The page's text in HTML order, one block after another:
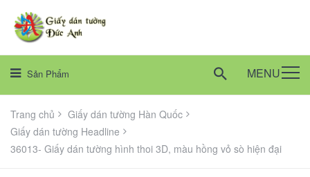
Sản Phẩm MENU
Trang chủ
Giấy dán tường Hàn Quốc
Giấy dán tường Headline
36013- Giấy dán tường hình thoi 3D, màu hồng vỏ sò hiện đại